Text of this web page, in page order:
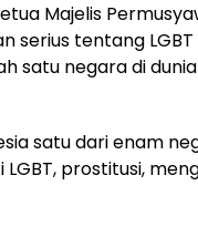
Majelis
serius tentang
satu negara di
satu dari enam
prostitusi,